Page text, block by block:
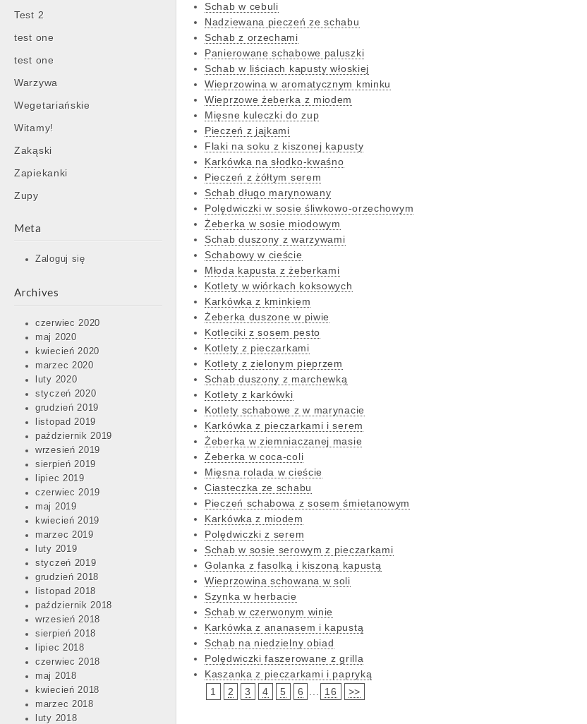
Test 2
test one
test one
Warzywa
Wegetariańskie
Witamy!
Zakąski
Zapiekanki
Zupy
Meta
Zaloguj się
Archives
czerwiec 2020
maj 2020
kwiecień 2020
marzec 2020
luty 2020
styczeń 2020
grudzień 2019
listopad 2019
październik 2019
wrzesień 2019
sierpień 2019
lipiec 2019
czerwiec 2019
maj 2019
kwiecień 2019
marzec 2019
luty 2019
styczeń 2019
grudzień 2018
listopad 2018
październik 2018
wrzesień 2018
sierpień 2018
lipiec 2018
czerwiec 2018
maj 2018
kwiecień 2018
marzec 2018
luty 2018
Schab w cebuli
Nadziewana pieczeń ze schabu
Schab z orzechami
Panierowane schabowe paluszki
Schab w liściach kapusty włoskiej
Wieprzowina w aromatycznym kminku
Wieprzowe żeberka z miodem
Mięsne kuleczki do zup
Pieczeń z jajkami
Flaki na soku z kiszonej kapusty
Karkówka na słodko-kwaśno
Pieczeń z żółtym serem
Schab długo marynowany
Polędwiczki w sosie śliwkowo-orzechowym
Żeberka w sosie miodowym
Schab duszony z warzywami
Schabowy w cieście
Młoda kapusta z żeberkami
Kotlety w wiórkach koksowych
Karkówka z kminkiem
Żeberka duszone w piwie
Kotleciki z sosem pesto
Kotlety z pieczarkami
Kotlety z zielonym pieprzem
Schab duszony z marchewką
Kotlety z karkówki
Kotlety schabowe z w marynacie
Karkówka z pieczarkami i serem
Żeberka w ziemniaczanej masie
Żeberka w coca-coli
Mięsna rolada w cieście
Ciasteczka ze schabu
Pieczeń schabowa z sosem śmietanowym
Karkówka z miodem
Polędwiczki z serem
Schab w sosie serowym z pieczarkami
Golanka z fasolką i kiszoną kapustą
Wieprzowina schowana w soli
Szynka w herbacie
Schab w czerwonym winie
Karkówka z ananasem i kapustą
Schab na niedzielny obiad
Polędwiczki faszerowane z grilla
Kaszanka z pieczarkami i papryką
1
2 3 4 5 6 16 >>